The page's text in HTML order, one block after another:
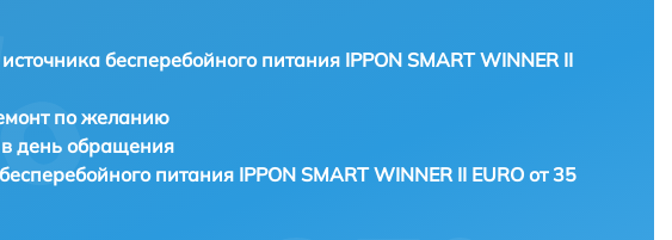
источника бесперебойного питания IPPON SMART WINNER II
по желанию
в день обращения
питания IPPON SMART WINNER II EURO от 35